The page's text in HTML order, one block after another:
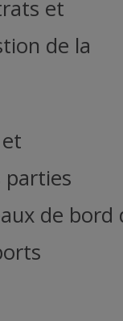
et
de la
parties
de bord